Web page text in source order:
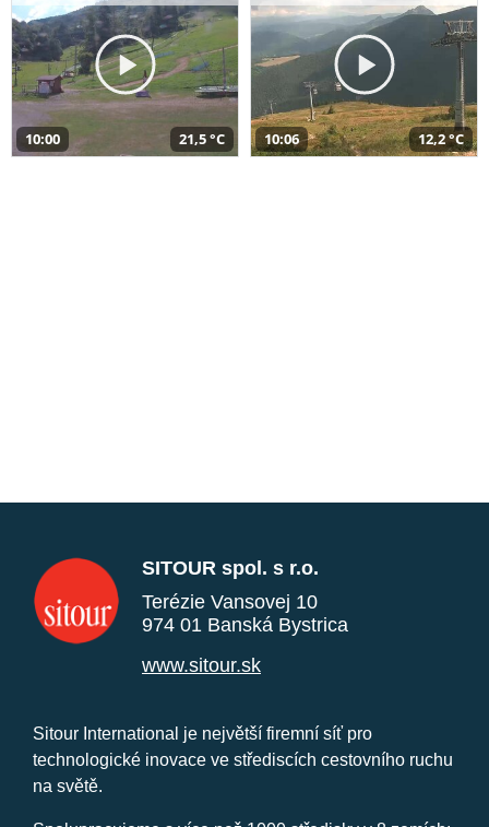
10:00 21,5 °C 10:06 12,2 °C
SITOUR spol. s r.o.
Terézie Vansovej 10
974 01 Banská Bystrica
www.sitour.sk
Sitour International je největší firemní síť pro
technologické inovace ve střediscích cestovního ruchu
na světě.